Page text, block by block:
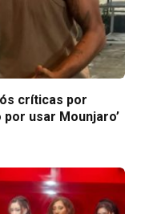
críticas por
usar Mounjaro’